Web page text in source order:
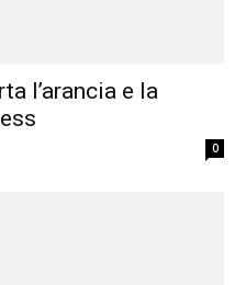
l’arancia e la
0